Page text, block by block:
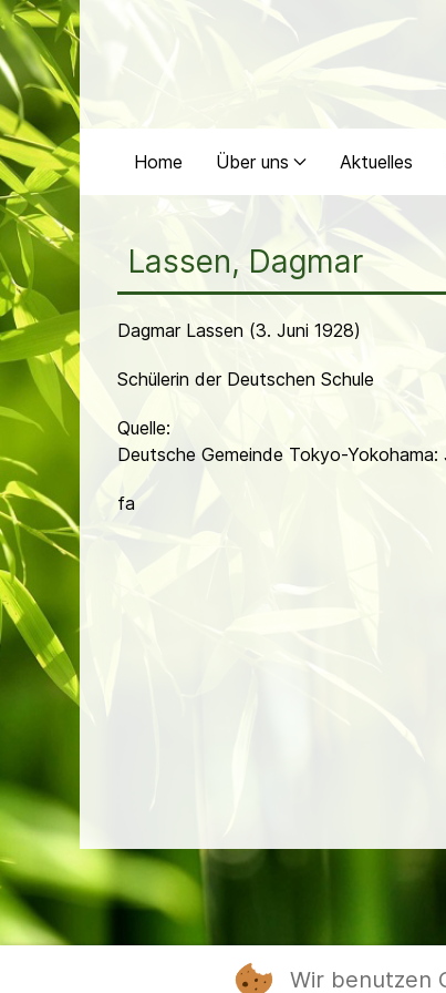
Home Über uns Aktuelles
Lassen, Dagmar
Dagmar Lassen (3. Juni 1928)
Schülerin der Deutschen Schule
Quelle:
Deutsche Gemeinde Tokyo-
fa
Wir benutzen